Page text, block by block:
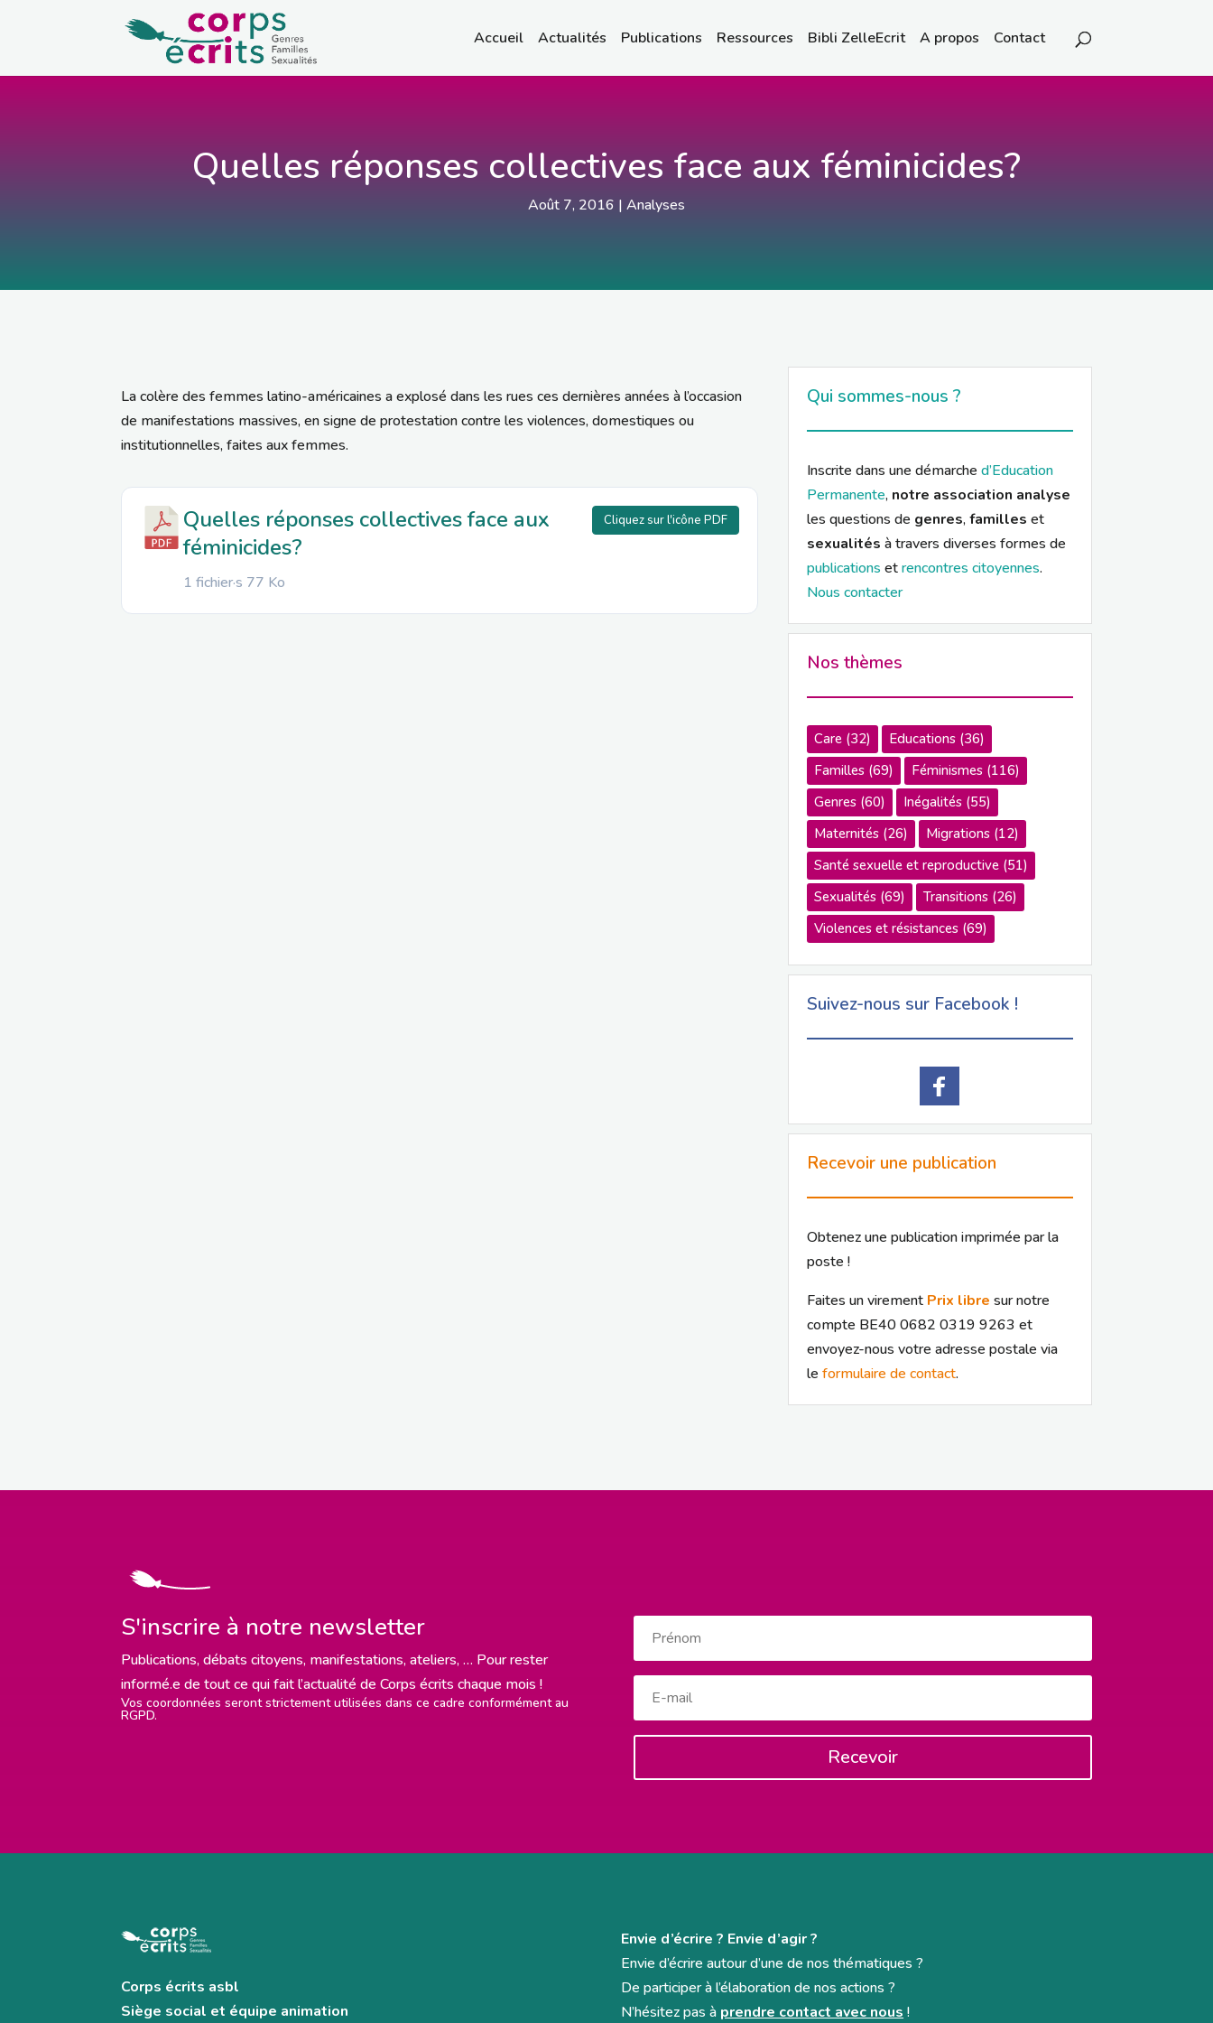
Accueil Actualités Publications Ressources Bibli ZelleEcrit A propos Contact
Quelles réponses collectives face aux féminicides?
Août 7, 2016 | Analyses
La colère des femmes latino-américaines a explosé dans les rues ces dernières années à l’occasion
de manifestations massives, en signe de protestation contre les violences, domestiques ou
institutionnelles, faites aux femmes.
Quelles réponses collectives face aux
féminicides?
1 fichier·s 77 Ko
Cliquez sur l'icône PDF
Qui sommes-nous ?
Inscrite dans une démarche d’Education
Permanente, notre association analyse
les questions de genres,familles et
sexualités à travers diverses formes de
publications etrencontres citoyennes.
Nous contacter
Nos thèmes
Care(32) Educations(36)
Familles(69) Féminismes(116)
Genres(60) Inégalités(55)
Maternités(26) Migrations(12)
Santé sexuelle et reproductive(51)
Sexualités(69) Transitions(26)
Violences et résistances(69)
Suivez-nous sur Facebook !
Recevoir une publication
Obtenez une publication imprimée par la
poste !
Faites un virement Prix libre sur notre
compte BE40 0682 0319 9263 et
envoyez-nous votre adresse postale via
le formulaire de contact.
S'inscrire à notre newsletter
Publications, débats citoyens, manifestations, ateliers, … Pour rester
informé.e de tout ce qui fait l’actualité de Corps écrits chaque mois !
Vos coordonnées seront strictement utilisées dans ce cadre conformément au
RGPD.
Recevoir
Corps écrits asbl
Siège social et équipe animation
Envie d’écrire ? Envie d’agir ?
Envie d’écrire autour d’une de nos thématiques ?
De participer à l’élaboration de nos actions ?
N’hésitez pas à prendre contact avec nous !